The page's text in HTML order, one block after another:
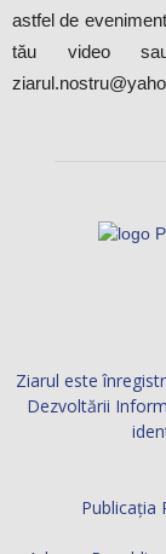
astfel de
tău video
Ziarul este
Dezvoltării
Publicația